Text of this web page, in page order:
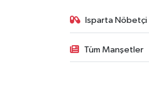
Isparta Nöbetçi
Tüm Manşetler